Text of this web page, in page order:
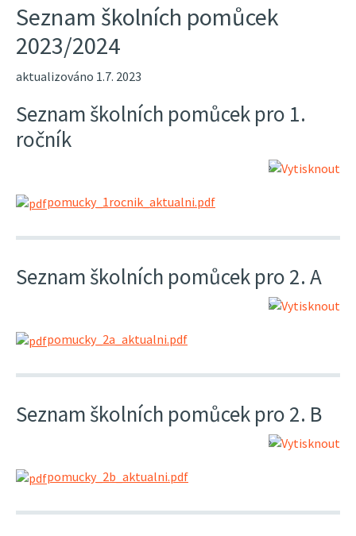
Seznam školních pomůcek
2023/2024
aktualizováno 1.7. 2023
Seznam školních pomůcek pro 1.
ročník
pomucky_1rocnik_aktualni.pdf
Seznam školních pomůcek pro 2. A
pomucky_2a_aktualni.pdf
Seznam školních pomůcek pro 2. B
pomucky_2b_aktualni.pdf